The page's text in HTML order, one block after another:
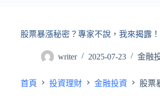
股票暴漲秘密？專家不說，我來揭露！
writer 2025-07-23 金融
首頁 投資理財 金融投資 股票